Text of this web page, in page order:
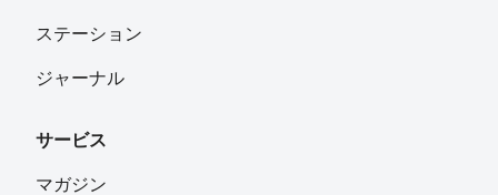
ステーション
ジャーナル
サービス
マガジン